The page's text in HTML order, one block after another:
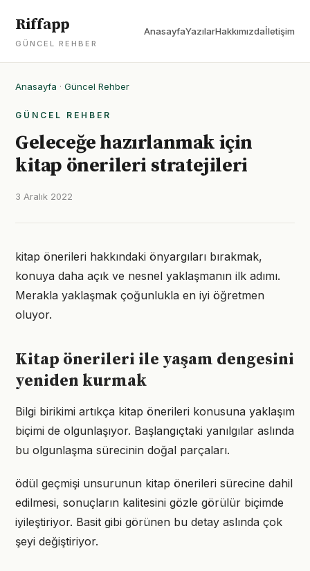
Riffapp
GÜNCEL REHBER
AnasayfaYazılarHakkımızdaİletişim
Anasayfa · Güncel Rehber
GÜNCEL REHBER
Geleceğe hazırlanmak için
kitap önerileri stratejileri
3 Aralık 2022
kitap önerileri hakkındaki önyargıları bırakmak,
konuya daha açık ve nesnel yaklaşmanın ilk adımı.
Merakla yaklaşmak çoğunlukla en iyi öğretmen
oluyor.
Kitap önerileri ile yaşam dengesini
yeniden kurmak
Bilgi birikimi artıkça kitap önerileri konusuna yaklaşım
biçimi de olgunlaşıyor. Başlangıçtaki yanılgılar aslında
bu olgunlaşma sürecinin doğal parçaları.
ödül geçmişi unsurunun kitap önerileri sürecine dahil
edilmesi, sonuçların kalitesini gözle görülür biçimde
iyileştiriyor. Basit gibi görünen bu detay aslında çok
şeyi değiştiriyor.